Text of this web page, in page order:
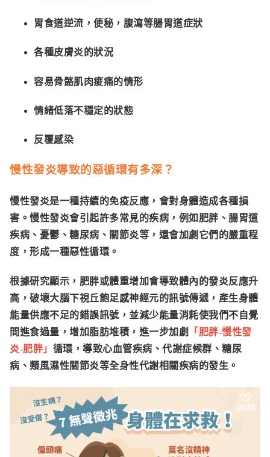
胃食道逆流，便秘，腹瀉等腸胃道症狀
各種皮膚炎的狀況
容易骨骼肌肉痠痛的情形
情緒低落不穩定的狀態
反覆感染
慢性發炎導致的惡循環有多深？
慢性發炎是一種持續的免疫反應，會對身體造成各種損
害。慢性發炎會引起許多常見的疾病，例如 肥胖、腸胃道
疾病、憂鬱、糖尿病、關節炎等，還會加劇它們的嚴重程
度，形成一種惡性循環 。
根據研究顯示，肥胖或體重增加會導致體內的發炎反應升
高，破壞大腦下視丘飽足感神經元的訊號傳遞，產生身體
能量供應不足的錯誤訊號，並減少能量消耗使我們不自覺
間進食過量，增加脂肪堆積，進一步加劇
「肥胖-慢性發
炎-肥胖」 循環，導致心血管疾病、代謝症候群、糖尿
病、類風濕性關節炎等全身性代謝相關疾病的發生。